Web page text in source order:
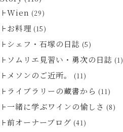
Wien (29)
お料理 (15)
シェフ・石塚の日誌 (5)
ソムリエ見習い・勇次の日誌 (1)
メソンのご近所。 (11)
ライブラリーの蔵書から (11)
一緒に学ぶワインの愉しさ (8)
前オーナーブログ (41)